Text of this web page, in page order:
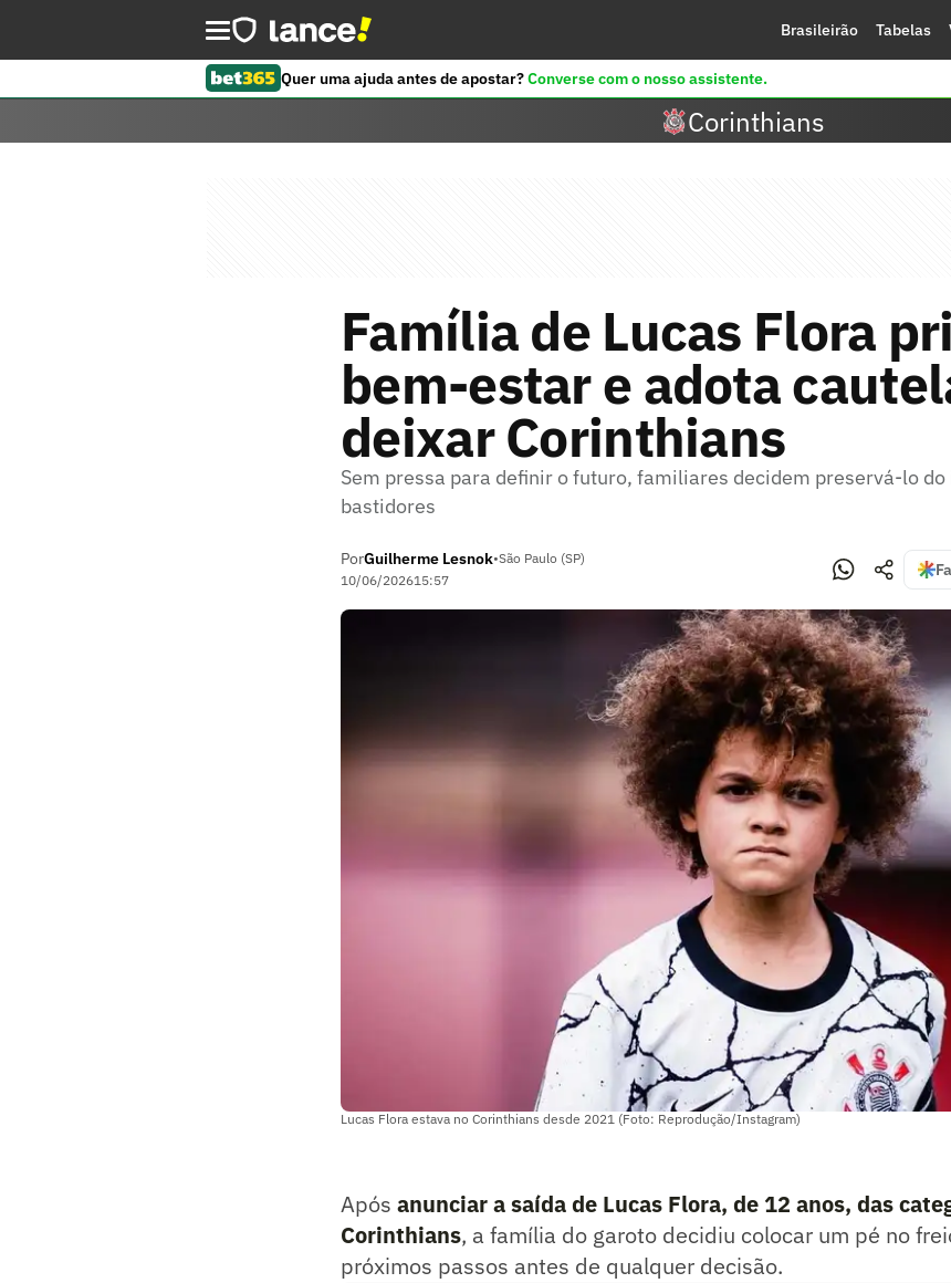
Brasileirão Tabelas
Quer uma ajuda antes de apostar?Converse com o nosso assistente.
Corinthians
Família de Lucas Flora
bem-estar e adota
deixar Corinthians
Sem pressa para definir o futuro, familiares decidem preservá-lo do
bastidores
PorGuilherme Lesnok•São Paulo (SP)
10/06/202615:57
Lucas Flora estava no Corinthians desde 2021 (Foto: Reprodução/Instagram)
Após anunciar a saída de Lucas Flora, de 12 anos, das
Corinthians, a família do garoto decidiu colocar um pé no
próximos passos antes de qualquer decisão.